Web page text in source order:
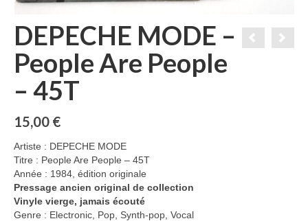
DEPECHE MODE –
People Are People
– 45T
15,00 €
Artiste : DEPECHE MODE
Titre : People Are People – 45T
Année : 1984, édition originale
Pressage ancien original de collection
Vinyle vierge, jamais écouté
Genre : Electronic, Pop, Synth-pop, Vocal